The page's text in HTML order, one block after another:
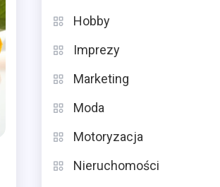
Hobby
Imprezy
Marketing
Moda
Motoryzacja
Nieruchomości